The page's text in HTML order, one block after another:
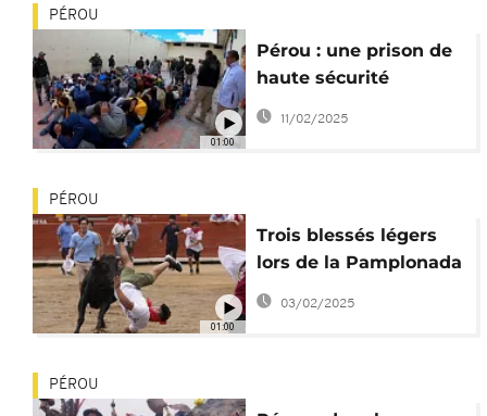
01:00
PÉROU
Pérou : une prison de
haute sécurité
illégalement reliée à
Internet
11/02/2025
01:00
PÉROU
Trois blessés légers
lors de la Pamplonada
Rímense à Lima,
Pérou
03/02/2025
PÉROU